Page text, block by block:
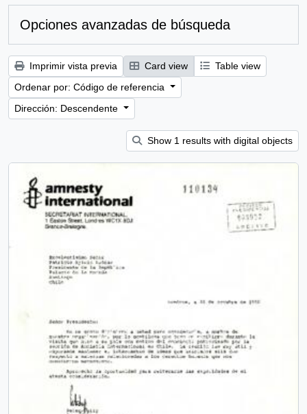
Opciones avanzadas de búsqueda
Imprimir vista previa Card view
Table view
Ordenar por: Código de referencia
Dirección: Descendente
Show 1 results with digital objects